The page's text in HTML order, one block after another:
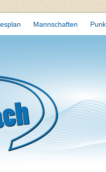
Mannschaften